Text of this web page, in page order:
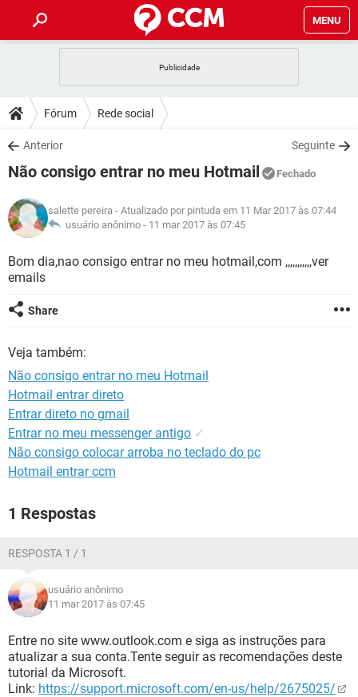
MENU
CELULAR
OUTLOOK
INSTAGRAM GMAIL
GUIA DE COMPRAS
DICAS
JOGOS
INSTAGRAM GMAIL
GUIA DE COMPRAS
DOWNLOADS
JOGOS WHATSAPP
CELULAR
OUTLOOK EXCEL
INSTAGRAM GMAIL
GUIA DE COMPRAS
JOGOS WHATSAPP
CELULAR
OUTLOOK EXCEL
GLOSSÁRIO
JOGOS WHATSAPP
CELULAR
OUTLOOK
GUIA DE COMPRAS
Fórum Rede social
Anterior Seguinte
Não consigo entrar no meu Hotmail Fechado
salette pereira - Atualizado por pintuda em 11 Mar 2017 às 07:44
usuário anônimo - 11 mar 2017 às 07:45
Bom dia,nao consigo entrar no meu hotmail,com ,,,,,,,,,,,ver
emails
Share
Veja também:
Não consigo entrar no meu Hotmail
Hotmail entrar direto
Entrar direto no gmail
Entrar no meu messenger antigo ✓
Não consigo colocar arroba no teclado do pc
Hotmail entrar ccm
1 Respostas
RESPOSTA 1 / 1
usuário anônimo
11 mar 2017 às 07:45
Entre no site www.outlook.com e siga as instruções para
atualizar a sua conta.Tente seguir as recomendações deste
tutorial da Microsoft.
Link: https://support.microsoft.com/en-us/help/2675025/